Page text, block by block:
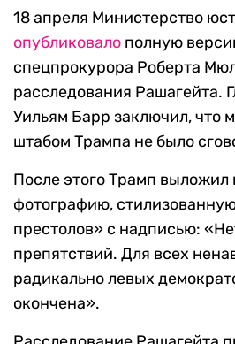
18 апреля Министерство
опубликовало полную
спецпрокурора Роберта
расследования Рашагейта.
Уильям Барр заключил, что
штабом Трампа не было
После этого Трамп выложил
фотографию,
престолов» с надписью:
препятствий. Для всех
радикально левых
окончена».